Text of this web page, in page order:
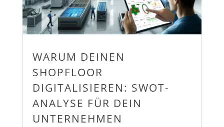
WARUM DEINEN
SHOPFLOOR
DIGITALISIEREN: SWOT-
ANALYSE FÜR DEIN
UNTERNEHMEN